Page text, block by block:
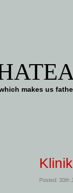
makes us
Posted: 30th